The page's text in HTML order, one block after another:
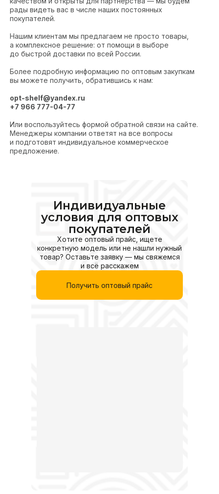
рады видеть вас в числе наших постоянных
покупателей.
Нашим клиентам мы предлагаем не просто товары,
а комплексное решение: от помощи в выборе
до быстрой доставки по всей России.
Более подробную информацию по оптовым закупкам
вы можете получить, обратившись к нам:
opt-shelf@yandex.ru
+7 966 777-04-77
Или воспользуйтесь формой обратной связи на сайте.
Менеджеры компании ответят на все вопросы
и подготовят индивидуальное коммерческое
предложение.
Индивидуальные
условия для оптовых
покупателей
Хотите оптовый прайс, ищете
конкретную модель или не нашли нужный
товар? Оставьте заявку — мы свяжемся
и всё расскажем
Получить оптовый прайс